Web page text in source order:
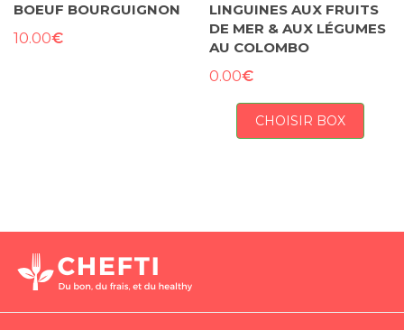
BOEUF BOURGUIGNON
10.00€
LINGUINES AUX FRUITS
DE MER & AUX LÉGUMES
AU COLOMBO
0.00€
CHOISIR BOX